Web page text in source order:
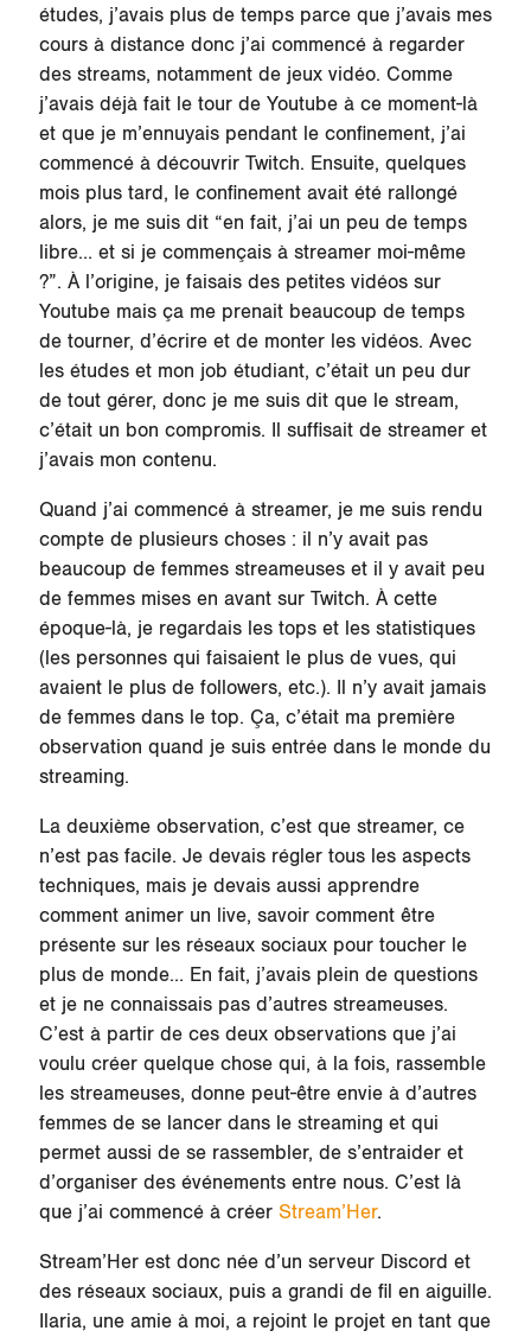
études, j’avais plus de temps parce que j’avais mes
cours à distance donc j’ai commencé à regarder
des streams, notamment de jeux vidéo. Comme
j’avais déjà fait le tour de Youtube à ce moment-là
et que je m’ennuyais pendant le confinement, j’ai
commencé à découvrir Twitch. Ensuite, quelques
mois plus tard, le confinement avait été rallongé
alors, je me suis dit “en fait, j’ai un peu de temps
libre… et si je commençais à streamer moi-même
?”. À l’origine, je faisais des petites vidéos sur
Youtube mais ça me prenait beaucoup de temps
de tourner, d’écrire et de monter les vidéos. Avec
les études et mon job étudiant, c’était un peu dur
de tout gérer, donc je me suis dit que le stream,
c’était un bon compromis. Il suffisait de streamer et
j’avais mon contenu.
Quand j’ai commencé à streamer, je me suis rendu
compte de plusieurs choses : il n’y avait pas
beaucoup de femmes streameuses et il y avait peu
de femmes mises en avant sur Twitch. À cette
époque-là, je regardais les tops et les statistiques
(les personnes qui faisaient le plus de vues, qui
avaient le plus de followers, etc.). Il n’y avait jamais
de femmes dans le top. Ça, c’était ma première
observation quand je suis entrée dans le monde du
streaming.
La deuxième observation, c’est que streamer, ce
n’est pas facile. Je devais régler tous les aspects
techniques, mais je devais aussi apprendre
comment animer un live, savoir comment être
présente sur les réseaux sociaux pour toucher le
plus de monde… En fait, j’avais plein de questions
et je ne connaissais pas d’autres streameuses.
C’est à partir de ces deux observations que j’ai
voulu créer quelque chose qui, à la fois, rassemble
les streameuses, donne peut-être envie à d’autres
femmes de se lancer dans le streaming et qui
permet aussi de se rassembler, de s’entraider et
d’organiser des événements entre nous. C’est là
que j’ai commencé à créer Stream’Her.
Stream’Her est donc née d’un serveur Discord et
des réseaux sociaux, puis a grandi de fil en aiguille.
Ilaria, une amie à moi, a rejoint le projet en tant que